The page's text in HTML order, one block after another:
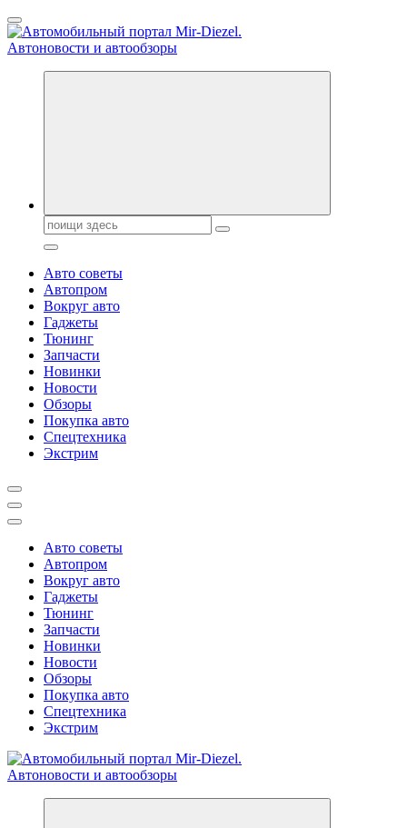
Перейти
к
содержанию
Справочник автомобилиста. Обзор новинок популярных
Поиск:
Авто советы
Автопром
Вокруг авто
Гаджеты
Тюнинг
Запчасти
Новинки
Новости
Обзоры
Покупка авто
Спецтехника
Экстрим
Авто советы
Автопром
Вокруг авто
Гаджеты
Тюнинг
Запчасти
Новинки
Новости
Обзоры
Покупка авто
Спецтехника
Экстрим
Справочник автомобилиста. Обзор новинок популярных